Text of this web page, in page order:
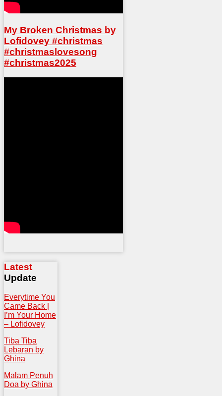
My Broken Christmas by
Lofidovey #christmas
#christmaslovesong
#christmas2025
Latest
Update
Everytime You
Came Back |
I’m Your Home
– Lofidovey
Tiba Tiba
Lebaran by
Ghina
Malam Penuh
Doa by Ghina